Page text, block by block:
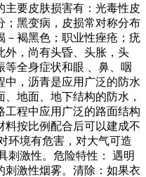
主要皮肤损害有：光毒性皮
；黑变病，皮损常对称分布
－褐黑色；职业性痤疮；疣
外，尚有头昏、头胀，头
全身症状和眼 、鼻、咽
中，沥青是应用广泛的防水
地面、地下结构的防水，
工程中应用广泛的路面结构
料按比例配合后可以建成不
环境有危害，对大气可造
刺激性。危险特性： 遇明
刺激性烟雾。清除：如果衣